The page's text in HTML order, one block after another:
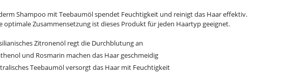
Shampoo mit Teebaumöl spendet Feuchtigkeit und reinigt das Haar effektiv.
optimale Zusammensetzung ist dieses Produkt für jeden Haartyp geeignet.
Zitronenöl regt die Durchblutung an
und Rosmarin machen das Haar geschmeidig
Teebaumöl versorgt das Haar mit Feuchtigkeit